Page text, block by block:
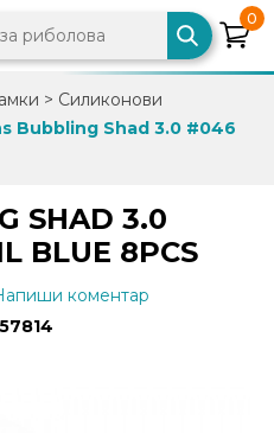
0
> Силиконови
Bubbling Shad 3.0 #046
SHAD 3.0
BLUE 8PCS
коментар